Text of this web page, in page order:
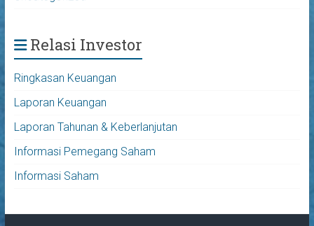
Relasi Investor
Ringkasan Keuangan
Laporan Keuangan
Laporan Tahunan & Keberlanjutan
Informasi Pemegang Saham
Informasi Saham